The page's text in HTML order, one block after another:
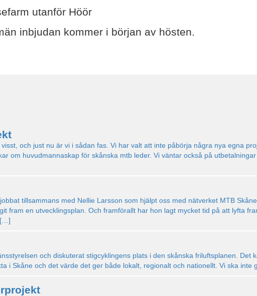
utanför Höör
inbjudan kommer i början av hösten.
och just nu är vi i sådan fas. Vi har valt att inte påbörja några nya egna
om huvudmannaskap för skånska mtb leder. Vi väntar också på
tillsammans med Nellie Larsson som hjälpt oss med nätverket MTB
fram en utvecklingsplan. Och framförallt har hon lagt mycket tid på att lyfta
[…]
och diskuterat stigcyklingens plats i den skånska friluftsplanen. Det
i Skåne och det värde det ger både lokalt, regionalt och nationellt. Vi ska